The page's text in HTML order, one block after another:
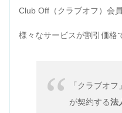
Club Off（クラブオフ）会
様々なサービスが割引価格
「クラブオ
が契約する法